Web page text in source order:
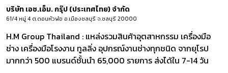
บริษัท เอช.เอ็ม. กรุ๊ป (ประเทศไทย) จำกัด
61/4 หมู่ 4 ต.ดอนหัวฬ่อ อ.เมืองชลบุรี จ.ชลบุรี 20000
H.M Group Thailand : แหล่งรวมสินค้าอุตสาหกรรม เครื่องมือ
ช่าง เครื่องมือโรงงาน ทูลลิ่ง อุปกรณ์งานช่างทุกชนิด จากยุโรป
มากกว่า 500 แบรนด์ชั้นนำ 65,000 รายการ ส่งได้ใน 7-14 วัน